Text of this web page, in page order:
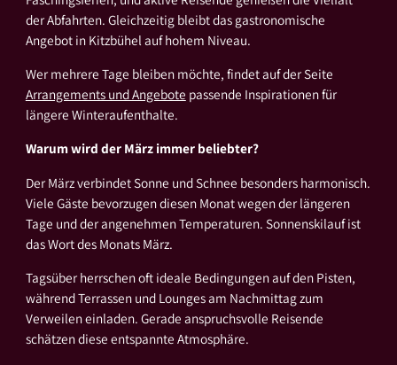
der Abfahrten. Gleichzeitig bleibt das gastronomische
Angebot in Kitzbühel auf hohem Niveau.
Wer mehrere Tage bleiben möchte, findet auf der Seite
Arrangements und Angebote passende Inspirationen für
längere Winteraufenthalte.
Warum wird der März immer beliebter?
Der März verbindet Sonne und Schnee besonders harmonisch.
Viele Gäste bevorzugen diesen Monat wegen der längeren
Tage und der angenehmen Temperaturen. Sonnenskilauf ist
das Wort des Monats März.
Tagsüber herrschen oft ideale Bedingungen auf den Pisten,
während Terrassen und Lounges am Nachmittag zum
Verweilen einladen. Gerade anspruchsvolle Reisende
schätzen diese entspannte Atmosphäre.